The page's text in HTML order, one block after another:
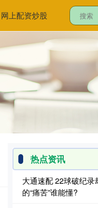
网上配资炒股
热点资讯
大通速配 22球破纪
的“痛苦”谁能懂?